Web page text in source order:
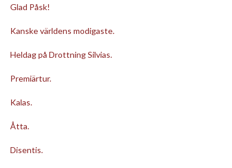
Glad Påsk!
Kanske världens modigaste.
Heldag på Drottning Silvias.
Premiärtur.
Kalas.
Åtta.
Disentis.